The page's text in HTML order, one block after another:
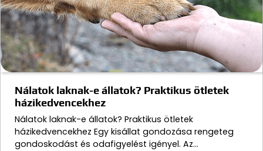
Nálatok laknak-e állatok? Praktikus ötletek
házikedvencekhez
Nálatok laknak-e állatok? Praktikus ötletek
házikedvencekhez Egy kisállat gondozása rengeteg
gondoskodást és odafigyelést igényel. Az…